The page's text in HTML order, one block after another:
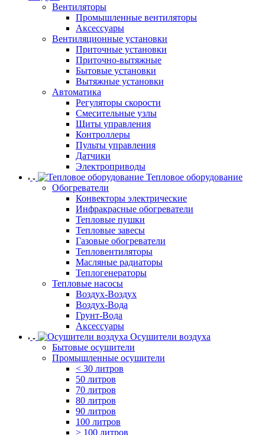
Вентиляторы
Промышленные вентиляторы
Аксессуары
Вентиляционные установки
Приточные установки
Приточно-вытяжные
Бытовые установки
Вытяжные установки
Автоматика
Регуляторы скорости
Смесительные узлы
Щиты управления
Контроллеры
Пульты управления
Датчики
Электроприводы
Тепловое оборудование
Обогреватели
Конвекторы электрические
Инфракрасные обогреватели
Тепловые пушки
Тепловые завесы
Газовые обогреватели
Тепловентиляторы
Масляные радиаторы
Теплогенераторы
Тепловые насосы
Воздух-Воздух
Воздух-Вода
Грунт-Вода
Аксессуары
Осушители воздуха
Бытовые осушители
Промышленные осушители
< 30 литров
50 литров
70 литров
80 литров
90 литров
100 литров
> 100 литров